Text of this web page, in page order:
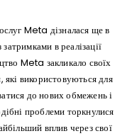
Meta дізналася ще в
в реалізації
Meta закликало своїх
які використовуються для
до нових обмежень і
проблеми торкнулися
вплив через свої